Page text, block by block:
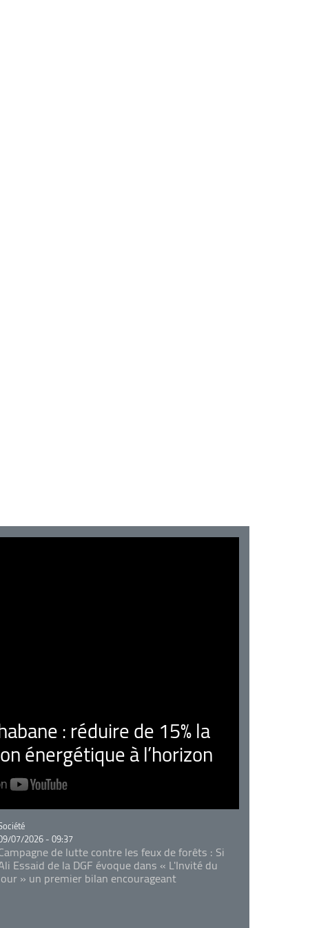
: réduire de 15% la
énergétique à l’horizon
07/2026 - 09:37
de lutte contre les feux de forêts : Si
Essaid de la DGF évoque dans « L'Invité du
» un premier bilan encourageant